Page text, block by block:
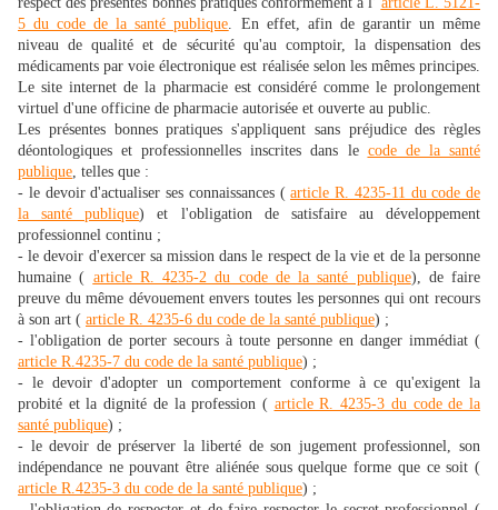
5 du code de la santé publique . En effet, afin de garantir un même
niveau de qualité et de sécurité qu'au comptoir, la dispensation des
médicaments par voie électronique est réalisée selon les mêmes principes.
Le site internet de la pharmacie est considéré comme le prolongement
virtuel d'une officine de pharmacie autorisée et ouverte au public.
Les présentes bonnes pratiques s'appliquent sans préjudice des règles
déontologiques et professionnelles inscrites dans le code de la santé
publique , telles que :
- le devoir d'actualiser ses connaissances (article R. 4235-11 du code de
la santé publique) et l'obligation de satisfaire au développement
professionnel continu ;
- le devoir d'exercer sa mission dans le respect de la vie et de la personne
humaine ( article R. 4235-2 du code de la santé publique), de faire
preuve du même dévouement envers toutes les personnes qui ont recours
à son art ( article R. 4235-6 du code de la santé publique) ;
- l'obligation de porter secours à toute personne en danger immédiat (
article R.4235-7 du code de la santé publique) ;
- le devoir d'adopter un comportement conforme à ce qu'exigent la
probité et la dignité de la profession ( article R. 4235-3 du code de la
santé publique) ;
- le devoir de préserver la liberté de son jugement professionnel, son
indépendance ne pouvant être aliénée sous quelque forme que ce soit (
article R.4235-3 du code de la santé publique) ;